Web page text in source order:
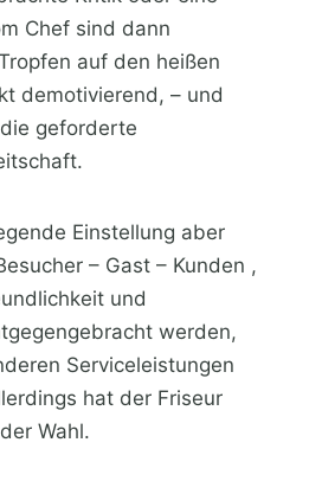
Chef sind dann
auf den heißen
demotivierend, – und
geforderte
Einstellung aber
– Gast – Kunden ,
und
werden,
Serviceleistungen
hat der Friseur
Wahl.